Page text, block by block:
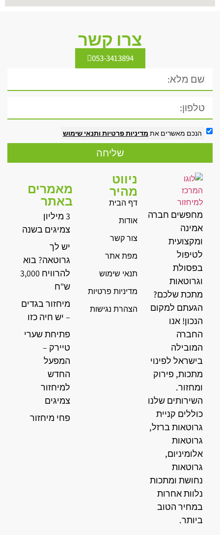
צרו קשר
053-3413894
הנכם מאשרים את מדיניות פרטיות ותנאי שימוש
שליחה
מחפשים חברה
אמינה
ומקצועית
לטיפול
בפסולת
וגרוטאות
מתכת שלכם?
הגעתם למקום
הנכון! אנו
החברה
המובילה
בישראל לפינוי
מתכות, פירוק
ומחזור.
השירותים שלנו
כוללים קניית
גרוטאות ברזל,
גרוטאות
אלומיניום,
גרוטאות
נחושת ומתכות
נלוות אחרות
במחיר הטוב
ביותר.
ניווט
מהיר
דף הבית
אודות
צור קשר
מפת אתר
תנאי שימוש
מדיניות פרטיות
הצהרת נגישות
מאמרים
באתר
3 מיליון
צמיגים בשנה
יש לך
גרוטאה? בוא
להרוויח 3,000
ש"ח
מיחזור בגדים
– יש חיה כזו
פתיחת שערי
טיירק –
המפעל
החדש
למיחזור
צמיגים
פחי מיחזור